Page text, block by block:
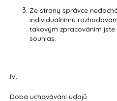
Ze strany správce
individuálnímu
takovým zpracováním
souhlas.
IV.
Doba uchovávání údajů